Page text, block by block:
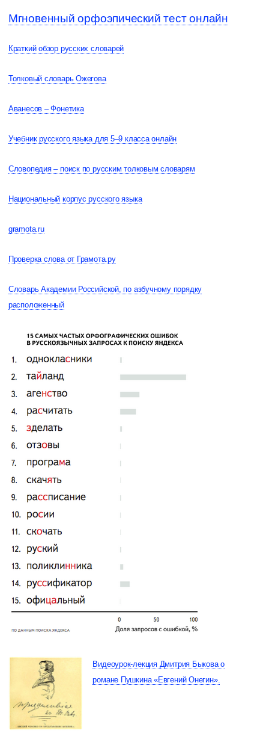
Мгновенный орфоэпический тест онлайн
Краткий обзор русских словарей
Толковый словарь Ожегова
Аванесов – Фонетика
Учебник русского языка для 5–9 класса онлайн
Словопедия – поиск по русским толковым словарям
Национальный корпус русского языка
gramota.ru
Проверка слова от Грамота.ру
Словарь Академии Российской, по азбучному порядку
расположенный
Видеоурок-лекция Дмитрия Быкова о
романе Пушкина «Евгений Онегин».